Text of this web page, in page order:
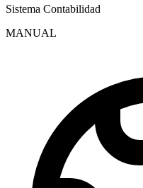
Sistema Contabilidad
MANUAL